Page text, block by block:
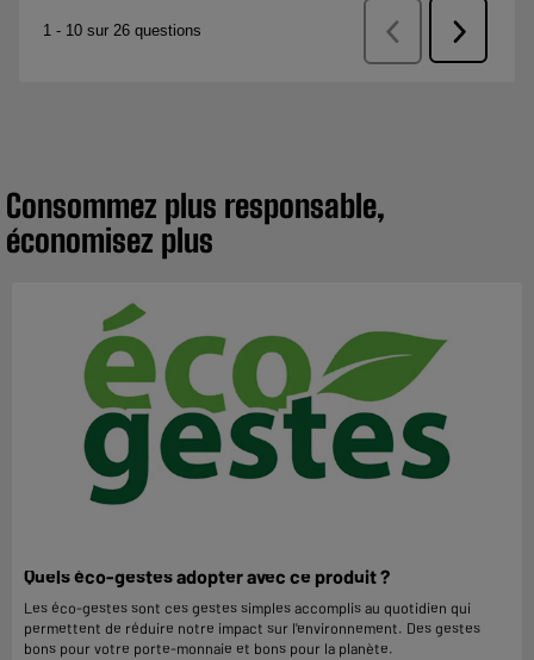
Consommez plus responsable,
économisez plus
Quels éco-gestes adopter avec ce produit ?
Les éco-gestes sont ces gestes simples accomplis au quotidien qui
permettent de réduire notre impact sur l'environnement. Des gestes
bons pour votre porte-monnaie et bons pour la planète.